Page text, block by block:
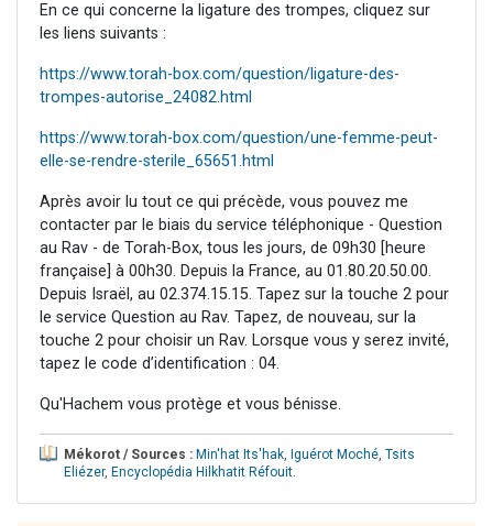
En ce qui concerne la ligature des trompes, cliquez sur
les liens suivants :
https://www.torah-box.com/question/ligature-des-
trompes-autorise_24082.html
https://www.torah-box.com/question/une-femme-peut-
elle-se-rendre-sterile_65651.html
Après avoir lu tout ce qui précède, vous pouvez me
contacter par le biais du service téléphonique - Question
au Rav - de Torah-Box, tous les jours, de 09h30 [heure
française] à 00h30. Depuis la France, au 01.80.20.50.00.
Depuis Israël, au 02.374.15.15. Tapez sur la touche 2 pour
le service Question au Rav. Tapez, de nouveau, sur la
touche 2 pour choisir un Rav. Lorsque vous y serez invité,
tapez le code d’identification : 04.
Qu'Hachem vous protège et vous bénisse.
Mékorot / Sources : Min'hat Its'hak, Iguérot Moché, Tsits
Eliézer, Encyclopédia Hilkhatit Réfouit.